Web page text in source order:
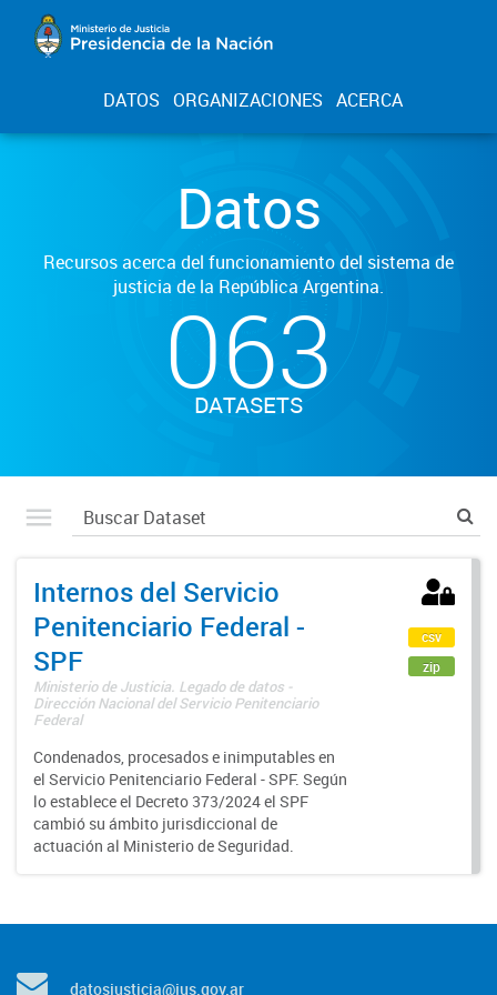
DATOS ORGANIZACIONES ACERCA
Datos
Recursos acerca del funcionamiento del sistema de
justicia de la República Argentina.
063
DATASETS
Internos del Servicio
Penitenciario Federal -
SPF
Ministerio de Justicia. Legado de datos -
Dirección Nacional del Servicio Penitenciario
Federal
Condenados, procesados e inimputables en
el Servicio Penitenciario Federal - SPF. Según
lo establece el Decreto 373/2024 el SPF
cambió su ámbito jurisdiccional de
actuación al Ministerio de Seguridad.
csv
zip
datosjusticia@jus.gov.ar